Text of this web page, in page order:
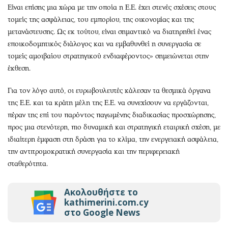
Είναι επίσης μια χώρα με την οποία η Ε.Ε. έχει στενές σχέσεις στους
τομείς της ασφάλειας, του εμπορίου, της οικονομίας και της
μετανάστευσης. Ως εκ τούτου, είναι σημαντικό να διατηρηθεί ένας
εποικοδομητικός διάλογος και να εμβαθυνθεί η συνεργασία σε
τομείς αμοιβαίου στρατηγικού ενδιαφέροντος» σημειώνεται στην
έκθεση.
Για τον λόγο αυτό, οι ευρωβουλευτές κάλεσαν τα θεσμικά όργανα
της Ε.Ε. και τα κράτη μέλη της Ε.Ε. να συνεχίσουν να εργάζονται,
πέραν της επί του παρόντος παγωμένης διαδικασίας προσχώρησης,
προς μια στενότερη, πιο δυναμική και στρατηγική εταιρική σχέση, με
ιδιαίτερη έμφαση στη δράση για το κλίμα, την ενεργειακή ασφάλεια,
την αντιτρομοκρατική συνεργασία και την περιφερειακή
σταθερότητα.
Ακολουθήστε το
kathimerini.com.cy
στο Google News